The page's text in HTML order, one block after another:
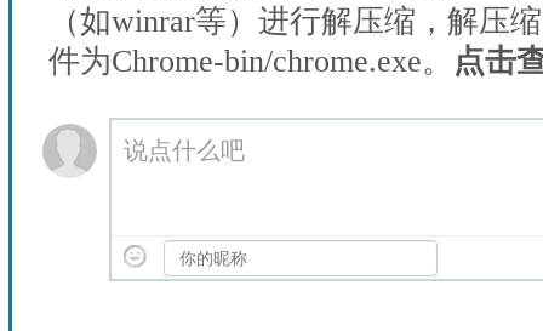
（如winrar等）进行解压缩，解压
件为Chrome-bin/chrome.exe。
点击
说点什么吧